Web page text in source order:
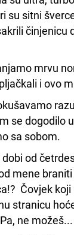
su sitni
činjenicu
mrvu
i ovo
se dogodilo
sa sobom.
od
mene
Čovjek koji
stranicu
ne možeš...